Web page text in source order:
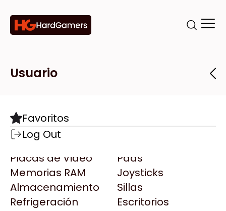
Categorías
Componentes
Motherboards
Microprocesadores
Placas de Video
Memorias RAM
Almacenamiento
Refrigeración
Pads
Joysticks
Sillas
Escritorios
Marcas
Todas las Marcas
AMD
AULA
Acer
Adata
Tiendas
Destacadas
Usuario
Favoritos
Log Out